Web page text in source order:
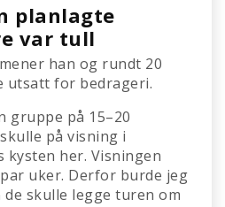
planlagte
var tull
han og rundt 20
utsatt for bedrageri.
gruppe på 15–20
på visning i
her. Visningen
uker. Derfor burde jeg
skulle legge turen om